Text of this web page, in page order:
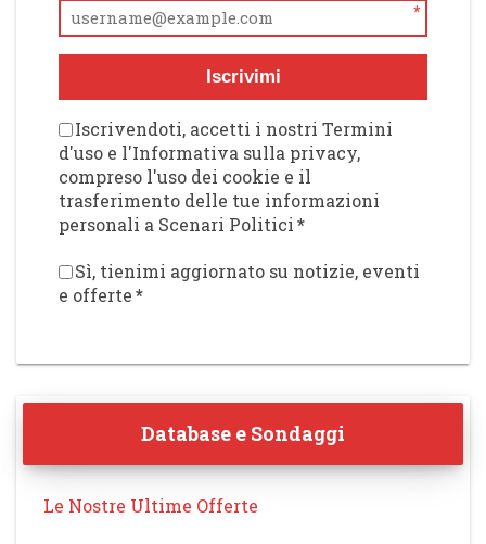
*
Iscrivimi
Iscrivendoti, accetti i nostri Termini
d'uso e l'Informativa sulla privacy,
compreso l'uso dei cookie e il
trasferimento delle tue informazioni
personali a Scenari Politici*
Sì, tienimi aggiornato su notizie, eventi
e offerte*
Database e Sondaggi
Le Nostre Ultime Offerte